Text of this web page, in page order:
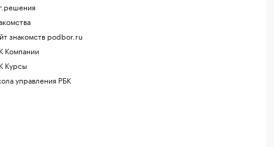
знакомств podbor.ru
Компании
Курсы
управления РБК